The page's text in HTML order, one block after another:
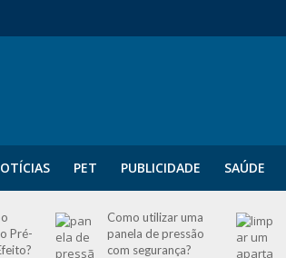
PET PUBLICIDADE SAÚDE
Pré-
Como utilizar uma
panela de pressão
com segurança?